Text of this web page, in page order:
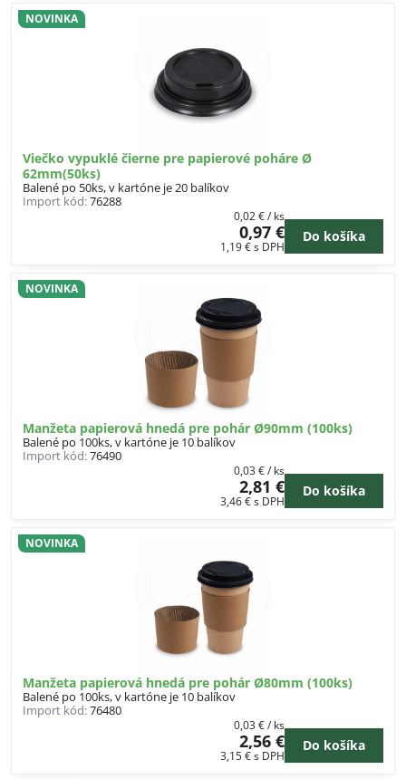
Viečko vypuklé čierne pre papierové poháre Ø
62mm(50ks)
NOVINKA
Balené po 50ks, v kartóne je 20 balíkov
Import kód:76288
0,97 €
1,19 €s DPH
0,02 €/ ks
Do košíka
Manžeta papierová hnedá pre pohár Ø90mm (100ks)
NOVINKA
Balené po 100ks, v kartóne je 10 balíkov
Import kód:76490
2,81 €
3,46 €s DPH
0,03 €/ ks
Do košíka
Manžeta papierová hnedá pre pohár Ø80mm (100ks)
NOVINKA
Balené po 100ks, v kartóne je 10 balíkov
Import kód:76480
2,56 €
3,15 €s DPH
0,03 €/ ks
Do košíka